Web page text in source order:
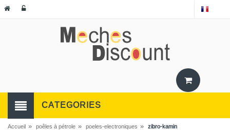
CATEGORIES
Accueil » poêles à pétrole » poeles-electroniques » zibro-kamin